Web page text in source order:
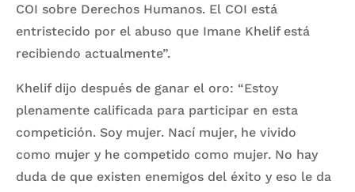
COI sobre Derechos Humanos. El COI está
entristecido por el abuso que Imane Khelif está
recibiendo actualmente”.
Khelif dijo después de ganar el oro: “Estoy
plenamente calificada para participar en esta
competición. Soy mujer. Nací mujer, he vivido
como mujer y he competido como mujer. No hay
duda de que existen enemigos del éxito y eso le da